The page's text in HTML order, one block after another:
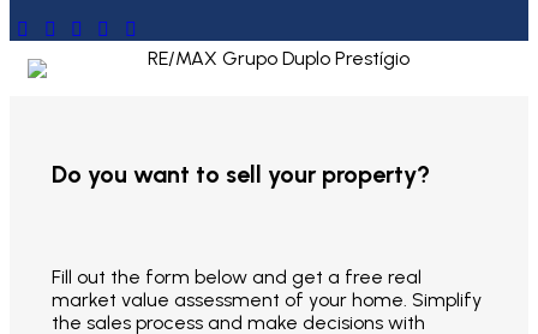
Do you want to sell your property?
Fill out the form below and get a free real
market value assessment of your home. Simplify
the sales process and make decisions with